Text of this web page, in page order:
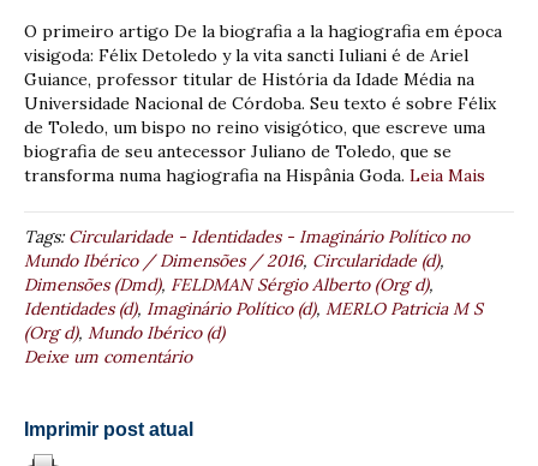
O primeiro artigo De la biografia a la hagiografia em época
visigoda: Félix Detoledo y la vita sancti Iuliani é de Ariel
Guiance, professor titular de História da Idade Média na
Universidade Nacional de Córdoba. Seu texto é sobre Félix
de Toledo, um bispo no reino visigótico, que escreve uma
biografia de seu antecessor Juliano de Toledo, que se
transforma numa hagiografia na Hispânia Goda. Leia Mais
Tags:Circularidade - Identidades - Imaginário Político no
Mundo Ibérico / Dimensões / 2016, Circularidade (d),
Dimensões (Dmd), FELDMAN Sérgio Alberto (Org d),
Identidades (d), Imaginário Político (d), MERLO Patricia M S
(Org d), Mundo Ibérico (d)
Deixe um comentário
Imprimir post atual